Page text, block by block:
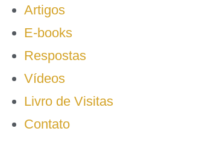
Artigos
E-books
Respostas
Vídeos
Livro de Visitas
Contato